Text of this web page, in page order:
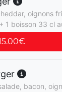
oignons
1 boisson 33 cl
€
bacon,